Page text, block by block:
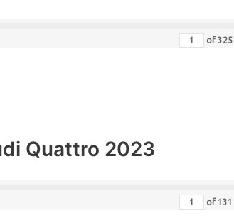
of 325
Quattro 2023
of 131